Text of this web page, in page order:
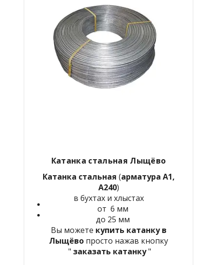
Катанка стальная Лыщёво
Катанка стальная (арматура А1,
А240)
в бухтах и хлыстах
от 6 мм
до 25 мм
Вы можете купить катанку в
Лыщёво просто нажав кнопку
" заказать катанку"